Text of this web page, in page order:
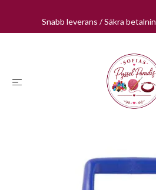
Snabb leverans / Säkra